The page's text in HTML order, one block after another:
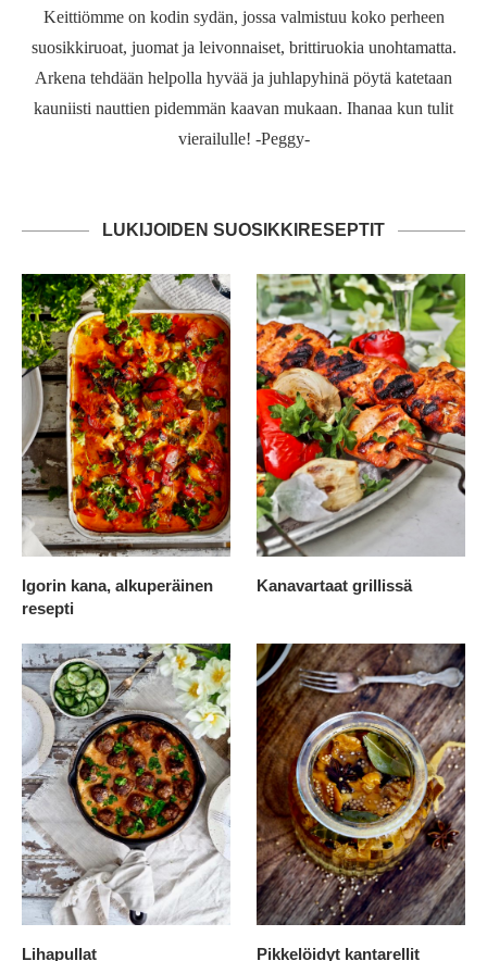
Keittiömme on kodin sydän, jossa valmistuu koko perheen
suosikkiruoat, juomat ja leivonnaiset, brittiruokia unohtamatta.
Arkena tehdään helpolla hyvää ja juhlapyhinä pöytä katetaan
kauniisti nauttien pidemmän kaavan mukaan. Ihanaa kun tulit
vierailulle! -Peggy-
LUKIJOIDEN SUOSIKKIRESEPTIT
Igorin kana, alkuperäinen
resepti
Kanavartaat grillissä
Lihapullat
Pikkelöidyt kantarellit